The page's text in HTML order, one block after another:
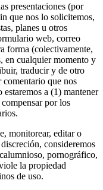
presentaciones (por
que nos lo solicitemos,
planes u otros
web, correo
forma (colectivamente,
en cualquier momento y
traducir y de otro
que nos
a (1) mantener
por los
monitorear, editar o
consideremos
pornográfico,
la propiedad
de uso.